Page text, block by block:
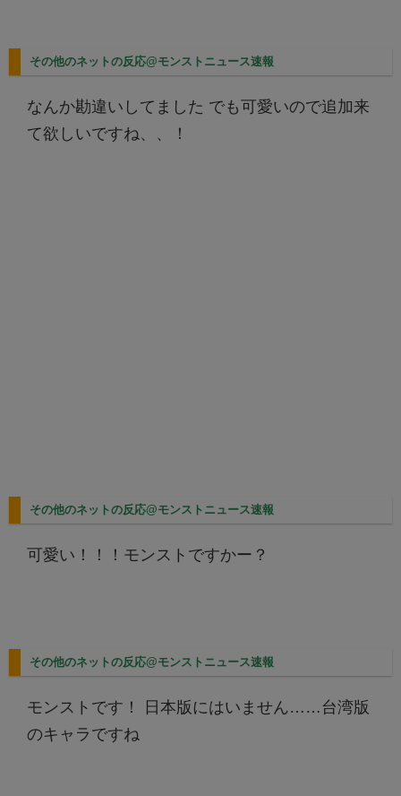
その他のネットの反応@モンストニュース速報
なんか勘違いしてました でも可愛いので追加来
て欲しいですね、、！
その他のネットの反応@モンストニュース速報
可愛い！！！モンストですかー？
その他のネットの反応@モンストニュース速報
モンストです！ 日本版にはいません……台湾版
のキャラですね